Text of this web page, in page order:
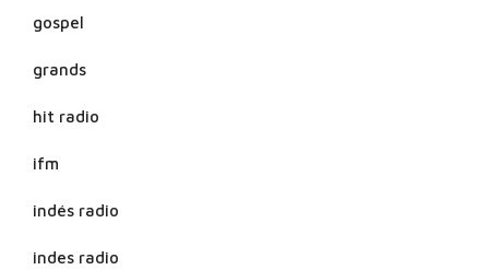
gospel
grands
hit radio
ifm
indés radio
indes radio